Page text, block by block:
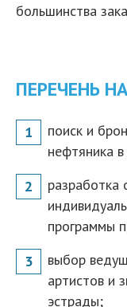
большинства
ПЕРЕЧЕНЬ
поиск и
нефтяника
разработка
программы
выбор
артистов и
эстрады;